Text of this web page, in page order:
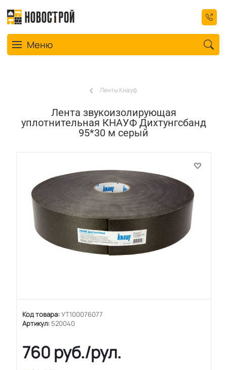
Toggle navigation
Меню
Ленты Кнауф
Лента звукоизолирующая
уплотнительная КНАУФ Дихтунгсбанд
95*30 м серый
Код товара: УТ100076077
Артикул: 520040
760 руб./рул.